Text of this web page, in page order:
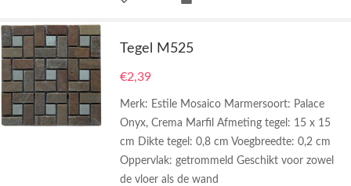
Tegel M525
€2,39
Merk: Estile Mosaico Marmersoort: Palace
Onyx, Crema Marfil Afmeting tegel: 15 x 15
cm Dikte tegel: 0,8 cm Voegbreedte: 0,2 cm
Oppervlak: getrommeld Geschikt voor zowel
de vloer als de wand